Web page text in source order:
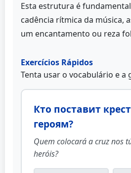
Esta estrutura é
cadência rítmica da música,
um encantamento ou reza
Exercícios Rápidos
Tenta usar o vocabulário e a
Кто поставит
героям?
Quem colocará a cruz nos
heróis?